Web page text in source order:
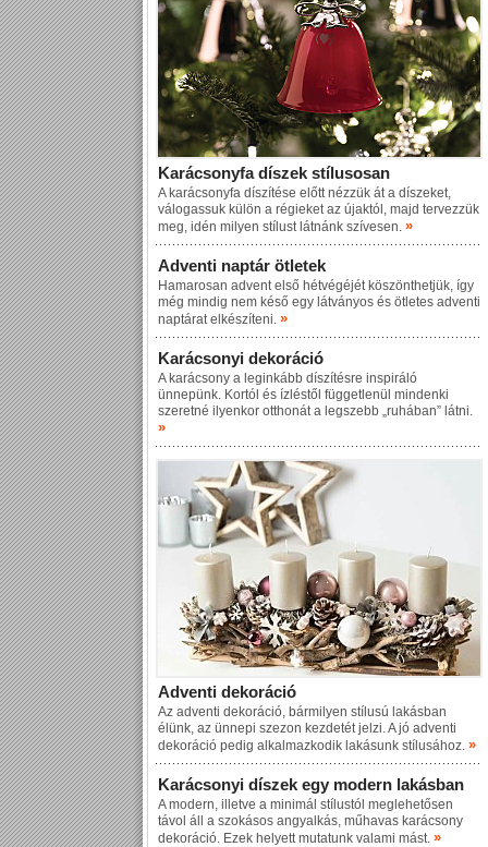
Karácsonyfa díszek stílusosan
A karácsonyfa díszítése előtt nézzük át a díszeket,
válogassuk külön a régieket az újaktól, majd tervezzük
meg, idén milyen stílust látnánk szívesen. »
Adventi naptár ötletek
Hamarosan advent első hétvégéjét köszönthetjük, így
még mindig nem késő egy látványos és ötletes adventi
naptárat elkészíteni. »
Karácsonyi dekoráció
A karácsony a leginkább díszítésre inspiráló
ünnepünk. Kortól és ízléstől függetlenül mindenki
szeretné ilyenkor otthonát a legszebb „ruhában” látni.
»
Adventi dekoráció
Az adventi dekoráció, bármilyen stílusú lakásban
élünk, az ünnepi szezon kezdetét jelzi. A jó adventi
dekoráció pedig alkalmazkodik lakásunk stílusához. »
Karácsonyi díszek egy modern lakásban
A modern, illetve a minimál stílustól meglehetősen
távol áll a szokásos angyalkás, műhavas karácsony
dekoráció. Ezek helyett mutatunk valami mást. »